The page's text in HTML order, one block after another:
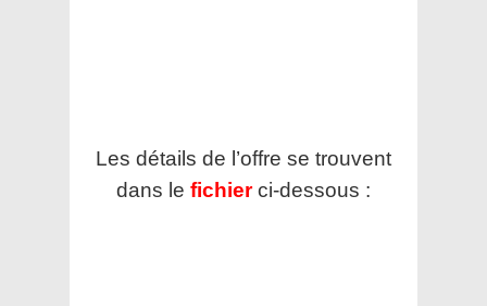
Les détails de l’offre se trouvent
dans le fichier ci-dessous :